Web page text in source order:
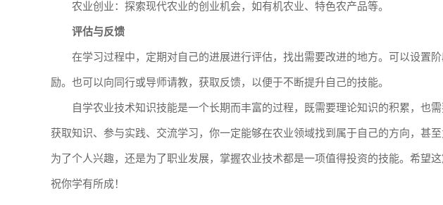
农业创业：探索现代农业的创业机会，如有机农业、特色农产品等。
评估与反馈
在学习过程中，定期对自己的进展进行评估，找出需要改进的地方。可以设置
励。也可以向同行或导师请教，获取反馈，以便于不断提升自己的技能。
自学农业技术知识技能是一个长期而丰富的过程，既需要理论知识的积累，也
获取知识、参与实践、交流学习，你一定能够在农业领域找到属于自己的方向，甚
为了个人兴趣，还是为了职业发展，掌握农业技术都是一项值得投资的技能。希望
祝你学有所成！